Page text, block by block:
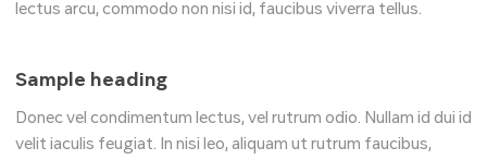
lectus arcu, commodo non nisi id, faucibus viverra tellus.
Sample heading
Donec vel condimentum lectus, vel rutrum odio. Nullam id dui id
velit iaculis feugiat. In nisi leo, aliquam ut rutrum faucibus,